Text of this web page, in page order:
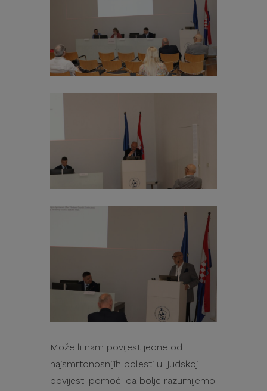
Može li nam povijest jedne od
najsmrtonosnijih bolesti u ljudskoj
povijesti pomoći da bolje razumijemo